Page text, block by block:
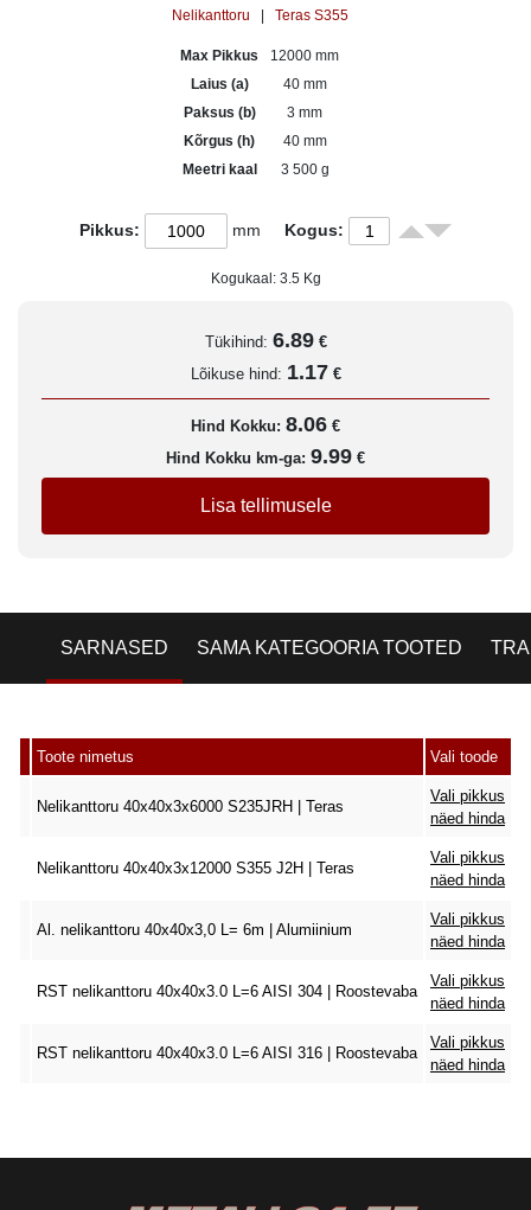
Nelikanttoru Teras S355
Max Pikkus
12000 mm
Laius (a)
40 mm
Paksus (b)
3 mm
Kõrgus (h)
40 mm
Meetri kaal
3 500 g
Pikkus: mm Kogus:
Kogukaal: 3.5Kg
Tükihind: 6.89 €
Lõikuse hind: 1.17 €
Hind Kokku: 8.06 €
Hind Kokku km-ga: 9.99 €
Lisa tellimusele
SARNASED SAMA KATEGOORIA TOOTED
Toote nimetus Vali toode
Nelikanttoru 40x40x3x6000 S235JRH | Teras
Vali pikkus
näed hinda
Nelikanttoru 40x40x3x12000 S355 J2H | Teras
Vali pikkus
näed hinda
Al. nelikanttoru 40x40x3,0 L= 6m | Alumiinium
Vali pikkus
näed hinda
RST nelikanttoru 40x40x3.0 L=6 AISI 304 | Roostevaba
Vali pikkus
näed hinda
RST nelikanttoru 40x40x3.0 L=6 AISI 316 | Roostevaba
Vali pikkus
näed hinda